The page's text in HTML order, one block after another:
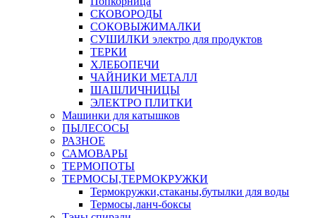
СКОВОРОДЫ
СОКОВЫЖИМАЛКИ
СУШИЛКИ электро для продуктов
ТЕРКИ
ХЛЕБОПЕЧИ
ЧАЙНИКИ МЕТАЛЛ
ШАШЛИЧНИЦЫ
ЭЛЕКТРО ПЛИТКИ
Машинки для катышков
ПЫЛЕСОСЫ
РАЗНОЕ
САМОВАРЫ
ТЕРМОПОТЫ
ТЕРМОСЫ,ТЕРМОКРУЖКИ
Термокружки,стаканы,бутылки для воды
Термосы,ланч-боксы